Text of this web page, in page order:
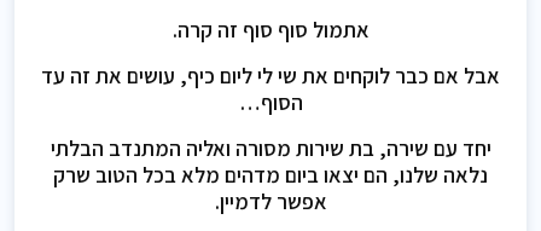
אתמול סוף סוף זה קרה.
אבל אם כבר לוקחים את שי לי ליום כיף, עושים את זה עד
הסוף…
יחד עם שירה, בת שירות מסורה ואליה המתנדב הבלתי
נלאה שלנו, הם יצאו ביום מדהים מלא בכל הטוב שרק
אפשר לדמיין.